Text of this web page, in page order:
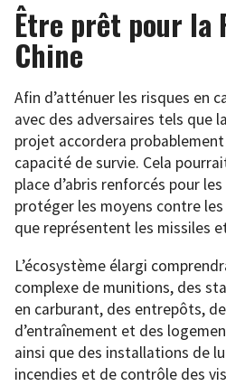
Être prêt pour la
Chine
Afin d’atténuer les risques en
avec des adversaires tels que
projet accordera
capacité de survie. Cela
place d’abris renforcés pour
protéger les moyens contre
que représentent les missiles
L’écosystème élargi
complexe de munitions, des
en carburant, des entrepôts,
d’entraînement et des
ainsi que des installations de
incendies et de contrôle des